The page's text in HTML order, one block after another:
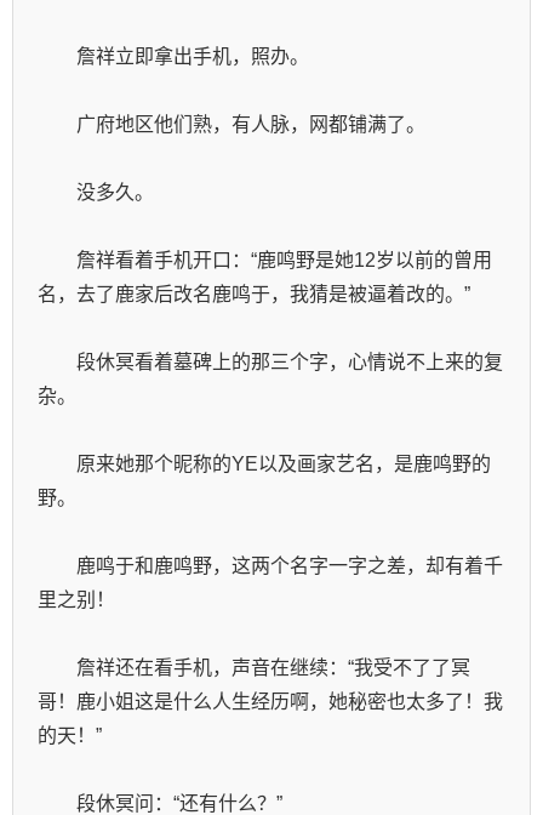
詹祥立即拿出手机，照办。
广府地区他们熟，有人脉，网都铺满了。
没多久。
詹祥看着手机开口：“鹿鸣野是她12岁以前的曾用
名，去了鹿家后改名鹿鸣于，我猜是被逼着改的。”
段休冥看着墓碑上的那三个字，心情说不上来的复
杂。
原来她那个昵称的YE以及画家艺名，是鹿鸣野的
野。
鹿鸣于和鹿鸣野，这两个名字一字之差，却有着千
里之别！
詹祥还在看手机，声音在继续：“我受不了了冥
哥！鹿小姐这是什么人生经历啊，她秘密也太多了！我
的天！”
段休冥问：“还有什么？”